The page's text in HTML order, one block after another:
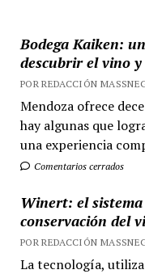
Bodega Kaiken:
descubrir el vino
POR REDACCIÓN
Mendoza ofrece
hay algunas que
una experiencia
Comentarios cerrados
Winert: el
conservación del
POR REDACCIÓN
La tecnología,